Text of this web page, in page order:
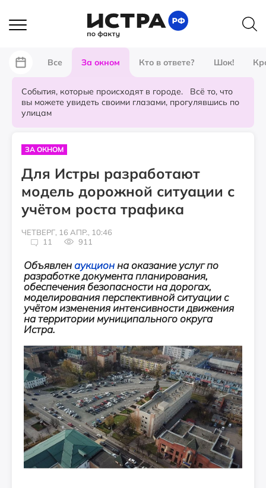
Все За окном Кто в ответе? Шок!
События, которые происходят в городе. Всё то, что
вы можете увидеть своими глазами, прогулявшись по
улицам
ЗА ОКНОМ
Для Истры разработают
модель дорожной ситуации с
учётом роста трафика
ЧЕТВЕРГ, 16 АПР., 10:46
11
911
Объявленаукцион на оказание услуг по
разработке документа планирования,
обеспечения безопасности на дорогах,
моделирования перспективной ситуации с
учётом изменения интенсивности движения
на территории муниципального округа
Истра.